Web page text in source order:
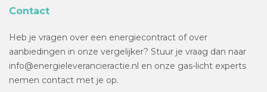
Contact
Heb je vragen over een energiecontract of over
aanbiedingen in onze vergelijker? Stuur je vraag dan naar
info@energieleverancieractie.nl en onze gas-licht experts
nemen contact met je op.